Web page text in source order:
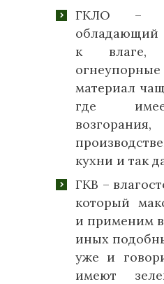
ГКЛО –
обладающий
к влаге,
материал
где
кухни и так
ГКВ –
который
и применим
иных
уже и
имеют